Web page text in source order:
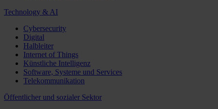
Technology & AI
Cybersecurity
Digital
Halbleiter
Internet of Things
Künstliche Intelligenz
Software, Systeme und Services
Telekommunikation
Öffentlicher und sozialer Sektor